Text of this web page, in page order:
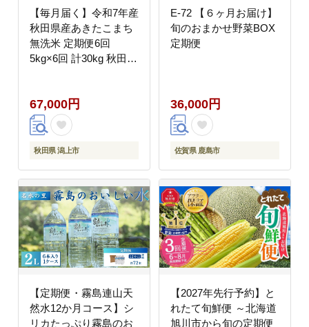
【毎月届く】令和7年産
秋田県産あきたこまち
無洗米 定期便6回
5kg×6回 計30kg 秋田の
67,000円
秋田県 潟上市
E-72 【６ヶ月お届け】
旬のおまかせ野菜BOX
定期便
36,000円
佐賀県 鹿島市
【定期便・霧島連山天
然水12か月コース】シ
リカたっぷり霧島のお
【2027年先行予約】と
れたて旬鮮便 ～北海道
旭川市から旬の定期便